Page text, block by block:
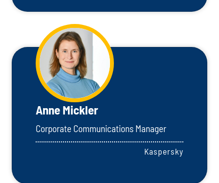
Anne Mickler
Corporate Communications Manager
Kaspersky